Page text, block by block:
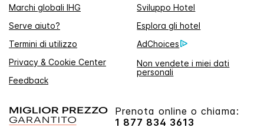
Marchi globali IHG
Sviluppo Hotel
Serve aiuto?
Esplora gli hotel
Termini di utilizzo
AdChoices
Privacy & Cookie Center
Non vendete i miei dati
personali
Feedback
Prenota online o chiama:
1 877 834 3613